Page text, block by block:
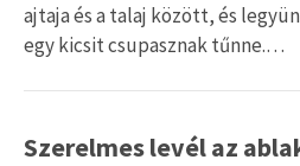
ajtaja és a talaj között, és
egy kicsit csupasznak tűnne.…
Szerelmes levél az